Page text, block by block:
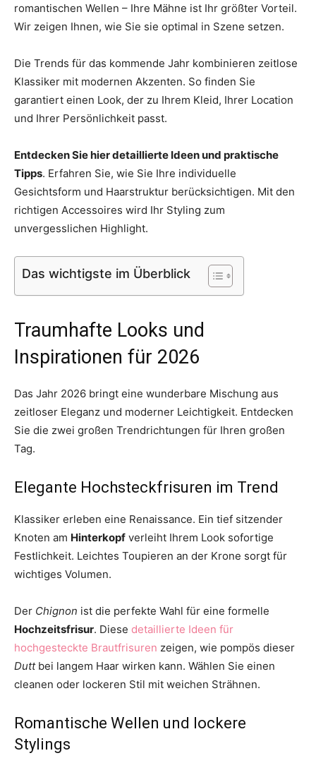
romantischen Wellen – Ihre Mähne ist Ihr größter Vorteil.
Wir zeigen Ihnen, wie Sie sie optimal in Szene setzen.
Die Trends für das kommende Jahr kombinieren zeitlose
Klassiker mit modernen Akzenten. So finden Sie
garantiert einen Look, der zu Ihrem Kleid, Ihrer Location
und Ihrer Persönlichkeit passt.
Entdecken Sie hier detaillierte Ideen und praktische
Tipps. Erfahren Sie, wie Sie Ihre individuelle
Gesichtsform und Haarstruktur berücksichtigen. Mit den
richtigen Accessoires wird Ihr Styling zum
unvergesslichen Highlight.
Das wichtigste im Überblick
Traumhafte Looks und
Inspirationen für 2026
Das Jahr 2026 bringt eine wunderbare Mischung aus
zeitloser Eleganz und moderner Leichtigkeit. Entdecken
Sie die zwei großen Trendrichtungen für Ihren großen
Tag.
Elegante Hochsteckfrisuren im Trend
Klassiker erleben eine Renaissance. Ein tief sitzender
Knoten am Hinterkopf verleiht Ihrem Look sofortige
Festlichkeit. Leichtes Toupieren an der Krone sorgt für
wichtiges Volumen.
Der Chignon ist die perfekte Wahl für eine formelle
Hochzeitsfrisur. Diese detaillierte Ideen für
hochgesteckte Brautfrisuren zeigen, wie pompös dieser
Duttbei langem Haar wirken kann. Wählen Sie einen
cleanen oder lockeren Stil mit weichen Strähnen.
Romantische Wellen und lockere
Stylings